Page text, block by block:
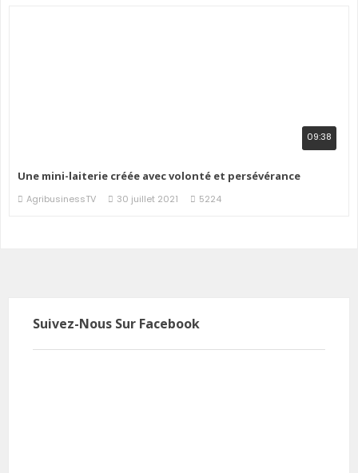
09:38
Une mini-laiterie créée avec volonté et persévérance
AgribusinessTV 30 juillet 2021 5224
Suivez-Nous Sur Facebook